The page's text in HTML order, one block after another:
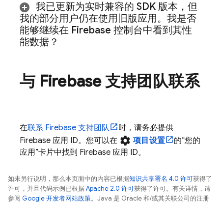
我已更新为实时兼容的 SDK 版本，但
我的部分用户仍在使用旧版应用。我是否
能够继续在 Firebase 控制台中看到其性
能数据？
与 Firebase 支持团队联系
在联系 Firebase 支持团队
时，请务必提供
Firebase 应用 ID。您可以在 settings 项目设置
的“您的
应用”卡片中找到 Firebase 应用 ID。
如未另行说明，那么本页面中的内容已根据知识共享署名 4.0 许可获得了
许可，并且代码示例已根据Apache 2.0 许可获得了许可。有关详情，请
参阅 Google 开发者网站政策。Java 是 Oracle 和/或其关联公司的注册